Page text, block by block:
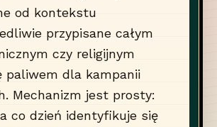
od kontekstu
przypisane całym
czy religijnym
dla kampanii
Mechanizm jest prosty:
co dzień identyfikuje się